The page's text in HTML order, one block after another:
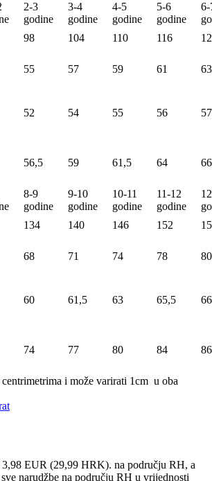
2-3
godine
3-4
godine
4-5
godine
5-6
godine
6-
98 104 110 116
55 57 59 61 63
52 54 55 56 57
56,5 59 61,5 64 66
8-9
godine
9-10
godine
10-11
godine
11-12
godine
134 140 146 152
68 71 74 78 80
60 61,5 63 65,5
74 77 80 84 86
i može varirati 1cm u oba
3,98 EUR (29,99 HRK). na području RH, a
sve narudžbe na području RH u vrijednosti